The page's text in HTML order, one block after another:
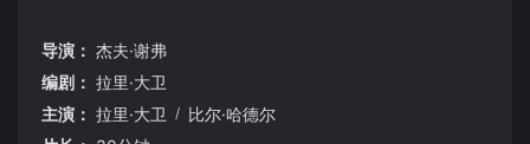
导演： 杰夫·谢弗
编剧： 拉里·大卫
主演： 拉里·大卫 / 比尔·哈德尔